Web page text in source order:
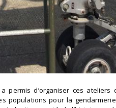
d’organiser ces ateliers
populations pour la